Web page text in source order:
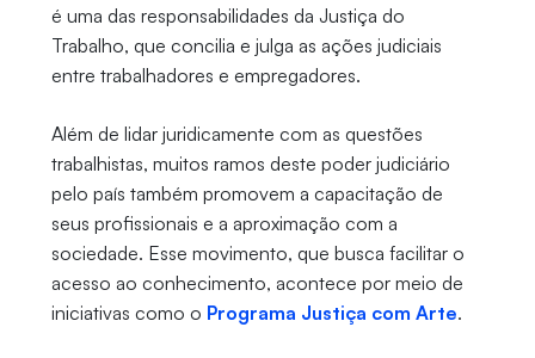
é uma das responsabilidades da Justiça do
Trabalho, que concilia e julga as ações judiciais
entre trabalhadores e empregadores.
Além de lidar juridicamente com as questões
trabalhistas, muitos ramos deste poder judiciário
pelo país também promovem a capacitação de
seus profissionais e a aproximação com a
sociedade. Esse movimento, que busca facilitar o
acesso ao conhecimento, acontece por meio de
iniciativas como o Programa Justiça com Arte.